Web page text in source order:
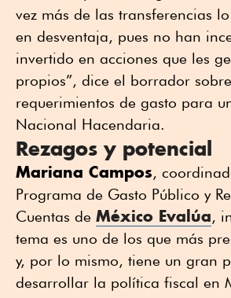
vez más de las transferencias
en desventaja, pues no han
invertido en acciones que les
propios”, dice el borrador
requerimientos de gasto para
Nacional Hacendaria.
Rezagos y potencial
Mariana Campos,
Programa de Gasto Público y
Cuentas de México Evalúa,
tema es uno de los que más
y, por lo mismo, tiene un gran
desarrollar la política fiscal en